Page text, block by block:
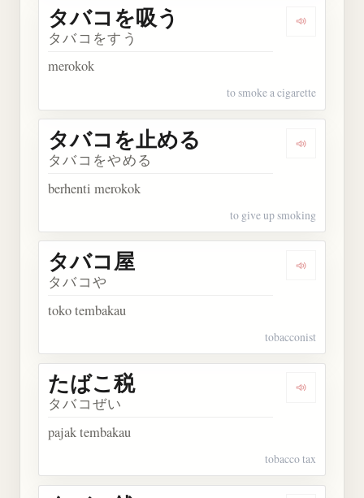
Dengarkan
タバコを吸う
タバコをすう
merokok
to smoke a cigarette
Dengarkan
タバコを止める
タバコをやめる
berhenti merokok
to give up smoking
Dengarkan
タバコ屋
タバコや
toko tembakau
tobacconist
Dengarkan
たばこ税
タバコぜい
pajak tembakau
tobacco tax